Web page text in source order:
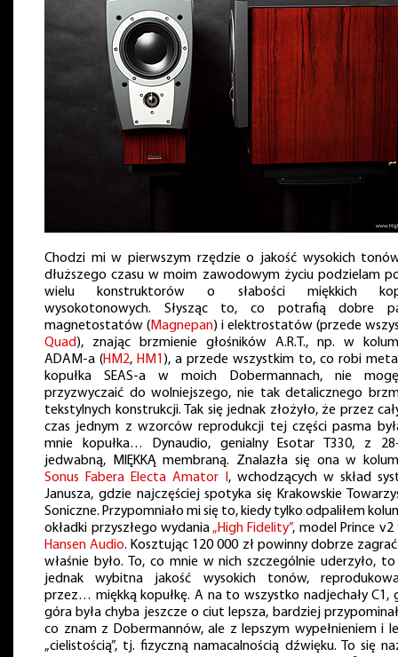
Chodzi mi w pierwszym rzędzie o jakość wysokich
dłuższego czasu w moim zawodowym życiu podzielam
wielu konstruktorów o słabości miękkich
wysokotonowych. Słysząc to, co potrafią dobre
magnetostatów (Magnepan) i elektrostatów (przede
Quad), znając brzmienie głośników A.R.T., np. w
ADAM-a (HM2, HM1), a przede wszystkim to, co robi
kopułka SEAS-a w moich Dobermannach, nie
przyzwyczaić do wolniejszego, nie tak detalicznego
tekstylnych konstrukcji. Tak się jednak złożyło, że przez
czas jednym z wzorców reprodukcji tej części pasma
mnie kopułka… Dynaudio, genialny Esotar T330, z
jedwabną, MIĘKKĄ membraną. Znalazła się ona w
Sonus Fabera Electa Amator I, wchodzących w skład
Janusza, gdzie najczęściej spotyka się Krakowskie
Soniczne. Przypomniało mi się to, kiedy tylko odpaliłem
okładki przyszłego wydania„High Fidelity”, model Prince v2
Hansen Audio. Kosztując 120 000 zł powinny dobrze
właśnie było. To, co mnie w nich szczególnie uderzyło, to
jednak wybitna jakość wysokich tonów,
przez… miękką kopułkę. A na to wszystko nadjechały C1,
góra była chyba jeszcze o ciut lepsza, bardziej
co znam z Dobermannów, ale z lepszym wypełnieniem i
„cielistością”, tj. fizyczną namacalnością dźwięku. To się